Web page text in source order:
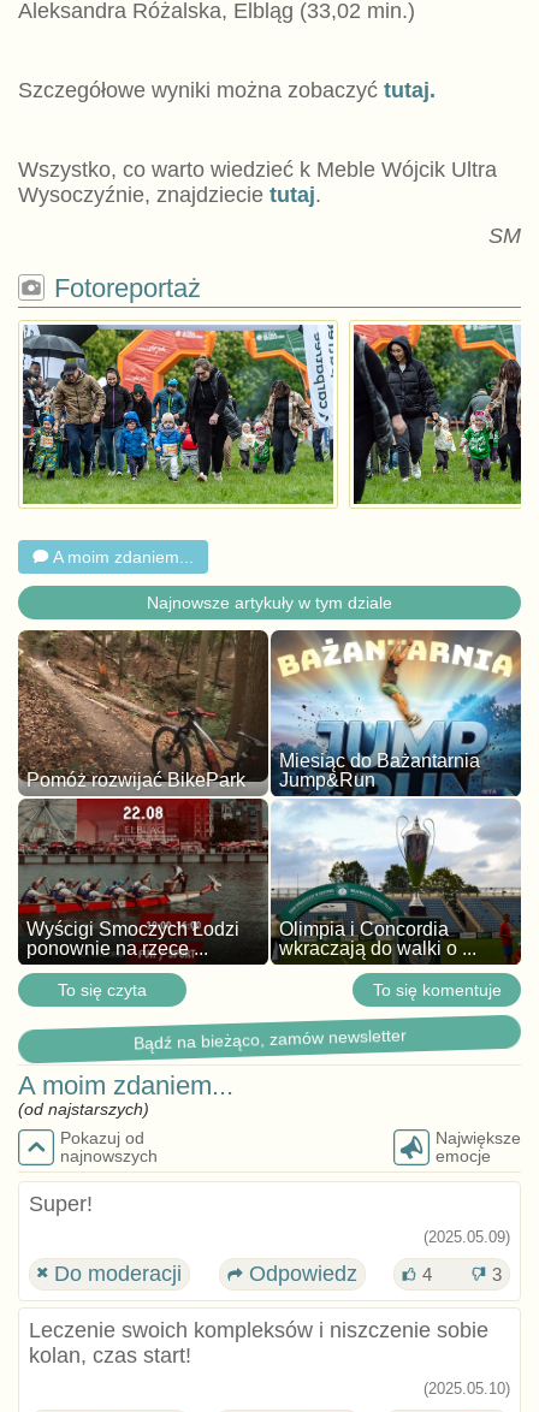
Aleksandra Różalska, Elbląg (33,02 min.)
Szczegółowe wyniki można zobaczyć tutaj.
Wszystko, co warto wiedzieć k Meble Wójcik Ultra
Wysoczyźnie, znajdziecie tutaj.
SM
Fotoreportaż
A moim zdaniem...
Najnowsze artykuły w tym dziale
Pomóż rozwijać BikePark
Miesiąc do Bażantarnia
Jump&Run
Wyścigi Smoczych Łodzi
ponownie na rzece ...
Olimpia i Concordia
wkraczają do walki o ...
To się czyta To się komentuje
Bądź na bieżąco, zamów newsletter
A moim zdaniem...
(od najstarszych)
Pokazuj od
najnowszych
Największe
emocje
Super!
(2025.05.09)
Do moderacji Odpowiedz 4 3
Leczenie swoich kompleksów i niszczenie sobie
kolan, czas start!
(2025.05.10)